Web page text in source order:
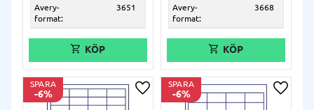
Avery-
format:
3651
Avery-
format:
3668
SPARA
6% Lägg till i önskelista
SPARA
6% Lägg